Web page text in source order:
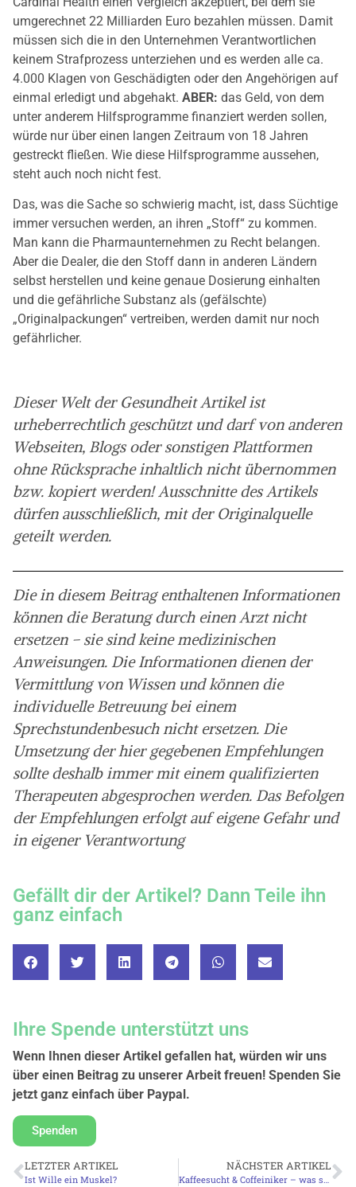
umgerechnet 22 Milliarden Euro bezahlen müssen. Damit
müssen sich die in den Unternehmen Verantwortlichen
keinem Strafprozess unterziehen und es werden alle ca.
4.000 Klagen von Geschädigten oder den Angehörigen auf
einmal erledigt und abgehakt. ABER: das Geld, von dem
unter anderem Hilfsprogramme finanziert werden sollen,
würde nur über einen langen Zeitraum von 18 Jahren
gestreckt fließen. Wie diese Hilfsprogramme aussehen,
steht auch noch nicht fest.
Das, was die Sache so schwierig macht, ist, dass Süchtige
immer versuchen werden, an ihren „Stoff“ zu kommen.
Man kann die Pharmaunternehmen zu Recht belangen.
Aber die Dealer, die den Stoff dann in anderen Ländern
selbst herstellen und keine genaue Dosierung einhalten
und die gefährliche Substanz als (gefälschte)
„Originalpackungen“ vertreiben, werden damit nur noch
gefährlicher.
Dieser Welt der Gesundheit Artikel ist
urheberrechtlich geschützt und darf von anderen
Webseiten, Blogs oder sonstigen Plattformen
ohne Rücksprache inhaltlich nicht übernommen
bzw. kopiert werden! Ausschnitte des Artikels
dürfen ausschließlich, mit der Originalquelle
geteilt werden.
Die in diesem Beitrag enthaltenen Informationen
können die Beratung durch einen Arzt nicht
ersetzen – sie sind keine medizinischen
Anweisungen. Die Informationen dienen der
Vermittlung von Wissen und können die
individuelle Betreuung bei einem
Sprechstundenbesuch nicht ersetzen. Die
Umsetzung der hier gegebenen Empfehlungen
sollte deshalb immer mit einem qualifizierten
Therapeuten abgesprochen werden. Das Befolgen
der Empfehlungen erfolgt auf eigene Gefahr und
in eigener Verantwortung
Gefällt dir der Artikel? Dann Teile ihn
ganz einfach
Ihre Spende unterstützt uns
Wenn Ihnen dieser Artikel gefallen hat, würden wir uns
über einen Beitrag zu unserer Arbeit freuen! Spenden Sie
jetzt ganz einfach über Paypal.
Spenden
LETZTER ARTIKEL
Ist Wille ein Muskel?
NÄCHSTER ARTIKEL
Kaffeesucht & Coffeiniker – was sich in einer ganz normalen Tasse Kaffee verbirgt